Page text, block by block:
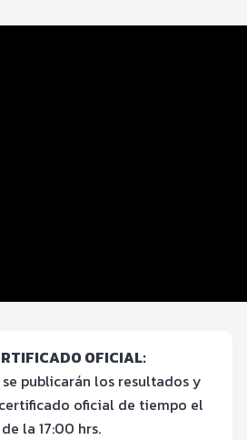
OFICIAL:
se publicarán los resultados y
oficial de tiempo el
la 17:00 hrs.